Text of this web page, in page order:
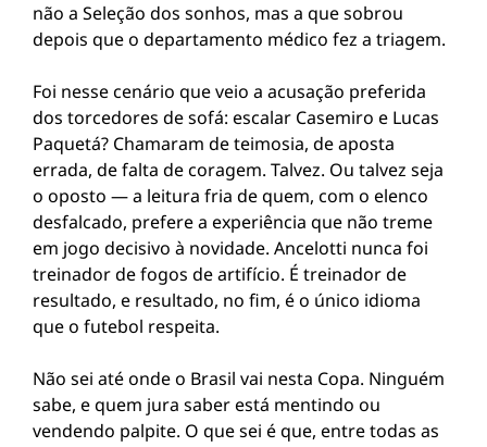
não a Seleção dos sonhos, mas a que sobrou
depois que o departamento médico fez a triagem.
Foi nesse cenário que veio a acusação preferida
dos torcedores de sofá: escalar Casemiro e Lucas
Paquetá? Chamaram de teimosia, de aposta
errada, de falta de coragem. Talvez. Ou talvez seja
o oposto — a leitura fria de quem, com o elenco
desfalcado, prefere a experiência que não treme
em jogo decisivo à novidade. Ancelotti nunca foi
treinador de fogos de artifício. É treinador de
resultado, e resultado, no fim, é o único idioma
que o futebol respeita.
Não sei até onde o Brasil vai nesta Copa. Ninguém
sabe, e quem jura saber está mentindo ou
vendendo palpite. O que sei é que, entre todas as